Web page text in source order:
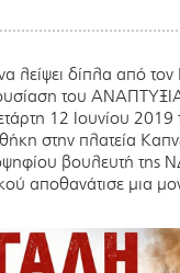
λείψει δίπλα από
του
12 Ιουνίου 2019
στην πλατεία
βουλευτή της
αποθανάτισε μια